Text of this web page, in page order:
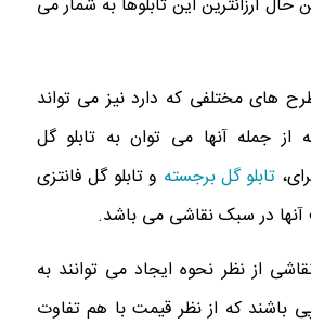
ارزانترین این تابلوها به شمار می
های مختلفی که دارد نیز می تواند
جمله آنها می توان به تابلو گل
تابلو گل برجسته و تابلو گل فانتزی
آنها در سبک نقاشی می باشد.
از نظر نحوه ایجاد می ‌توانند به
باشند که از نظر قیمت با هم تفاوت